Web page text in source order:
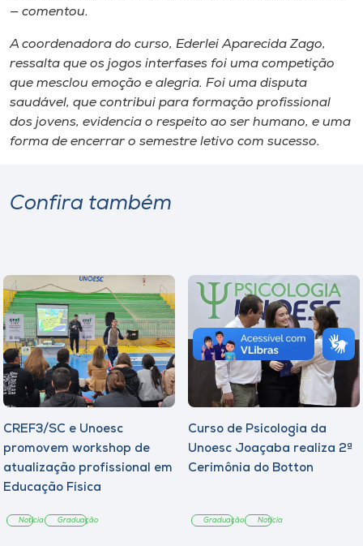
— comentou.
A coordenadora do curso, Ederlei Aparecida Zago,
ressalta que os jogos interfases foi uma competição
que mesclou emoção e alegria. Foi uma disputa
saudável, que contribui para formação profissional
dos jovens, evidencia o respeito ao ser humano, e uma
forma de encerrar o semestre letivo com sucesso.
Confira também
CREF3/SC e Unoesc
promovem workshop de
atualização profissional em
Educação Física
Notícia Graduação
Curso de Psicologia da
Unoesc Joaçaba realiza 2ª
Cerimônia do Botton
Graduação Notícia